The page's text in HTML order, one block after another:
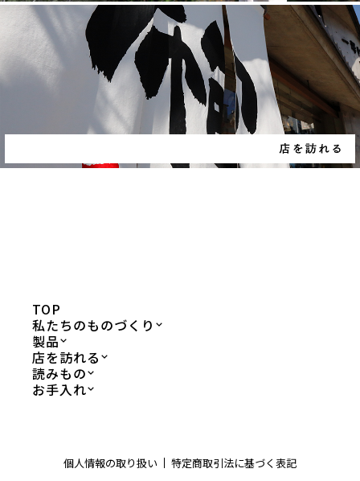
TOP
私たちのものづくり
製品
店を訪れる
読みもの
お手入れ
個人情報の取り扱い 特定商取引法に基づく表記